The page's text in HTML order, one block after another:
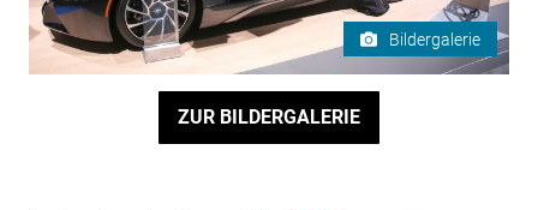
Bildergalerie
ZUR BILDERGALERIE